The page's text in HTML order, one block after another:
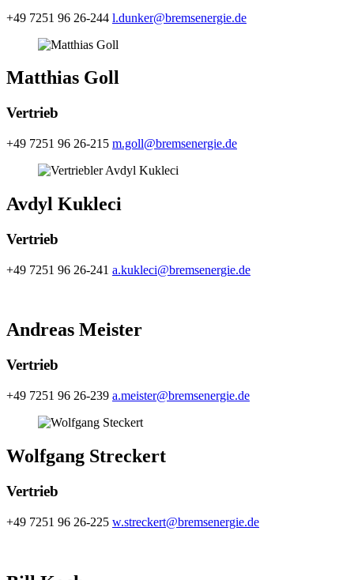
+49 7251 96 26-244 l.dunker@bremsenergie.de
Matthias Goll
Vertrieb
+49 7251 96 26-215 m.goll@bremsenergie.de
Avdyl Kukleci
Vertrieb
+49 7251 96 26-241 a.kukleci@bremsenergie.de
Andreas Meister
Vertrieb
+49 7251 96 26-239 a.meister@bremsenergie.de
Wolfgang Streckert
Vertrieb
+49 7251 96 26-225 w.streckert@bremsenergie.de